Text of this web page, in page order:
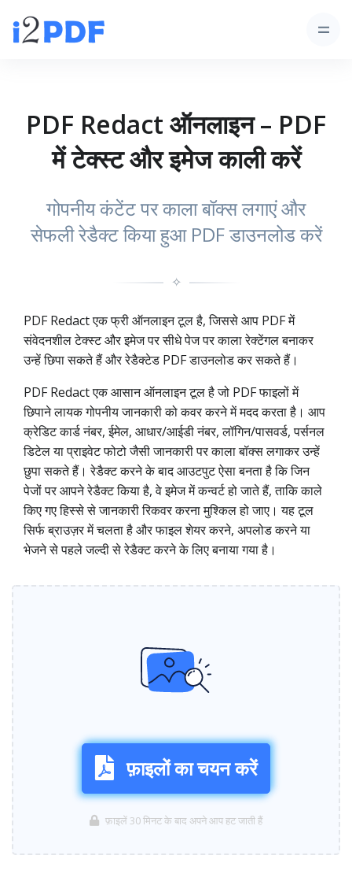
PDF Redact ऑनलाइन – PDF
में टेक्स्ट और इमेज काली करें
गोपनीय कंटेंट पर काला बॉक्स लगाएं और
सेफली रेडैक्ट किया हुआ PDF डाउनलोड करें
✧
PDF Redact एक फ्री ऑनलाइन टूल है, जिससे आप PDF में
संवेदनशील टेक्स्ट और इमेज पर सीधे पेज पर काला रेक्टेंगल बनाकर
उन्हें छिपा सकते हैं और रेडैक्टेड PDF डाउनलोड कर सकते हैं।
PDF Redact एक आसान ऑनलाइन टूल है जो PDF फाइलों में
छिपाने लायक गोपनीय जानकारी को कवर करने में मदद करता है। आप
क्रेडिट कार्ड नंबर, ईमेल, आधार/आईडी नंबर, लॉगिन/पासवर्ड, पर्सनल
डिटेल या प्राइवेट फोटो जैसी जानकारी पर काला बॉक्स लगाकर उन्हें
छुपा सकते हैं। रेडैक्ट करने के बाद आउटपुट ऐसा बनता है कि जिन
पेजों पर आपने रेडैक्ट किया है, वे इमेज में कन्वर्ट हो जाते हैं, ताकि काले
किए गए हिस्से से जानकारी रिकवर करना मुश्किल हो जाए। यह टूल
सिर्फ ब्राउज़र में चलता है और फाइल शेयर करने, अपलोड करने या
भेजने से पहले जल्दी से रेडैक्ट करने के लिए बनाया गया है।
फ़ाइलों का चयन करें
फ़ाइलें 30 मिनट के बाद अपने आप हट जाती हैं